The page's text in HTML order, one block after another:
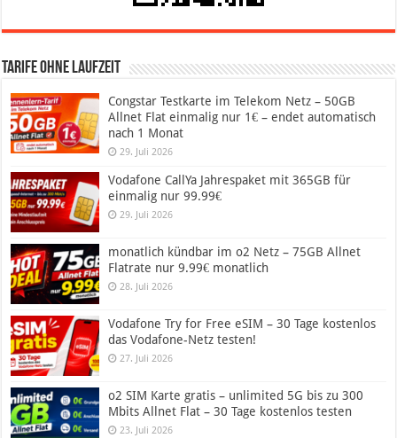
Tarife ohne Laufzeit
Congstar Testkarte im Telekom Netz – 50GB
Allnet Flat einmalig nur 1€ – endet automatisch
nach 1 Monat
29. Juli 2026
Vodafone CallYa Jahrespaket mit 365GB für
einmalig nur 99.99€
29. Juli 2026
monatlich kündbar im o2 Netz – 75GB Allnet
Flatrate nur 9.99€ monatlich
28. Juli 2026
Vodafone Try for Free eSIM – 30 Tage kostenlos
das Vodafone-Netz testen!
27. Juli 2026
o2 SIM Karte gratis – unlimited 5G bis zu 300
Mbits Allnet Flat – 30 Tage kostenlos testen
23. Juli 2026